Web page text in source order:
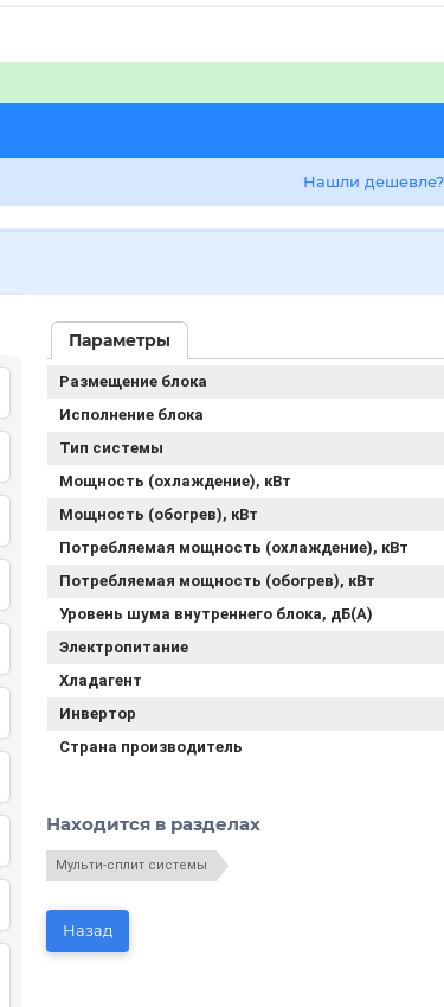
Нашли
Параметры
Размещение блока
Исполнение блока
Тип системы
Мощность (охлаждение), кВт
Мощность (обогрев), кВт
Потребляемая мощность (охлаждение), кВт
Потребляемая мощность (обогрев), кВт
Уровень шума внутреннего блока, дБ(А)
Электропитание
Хладагент
Инвертор
Страна производитель
Находится в разделах
Мульти-сплит системы
Назад